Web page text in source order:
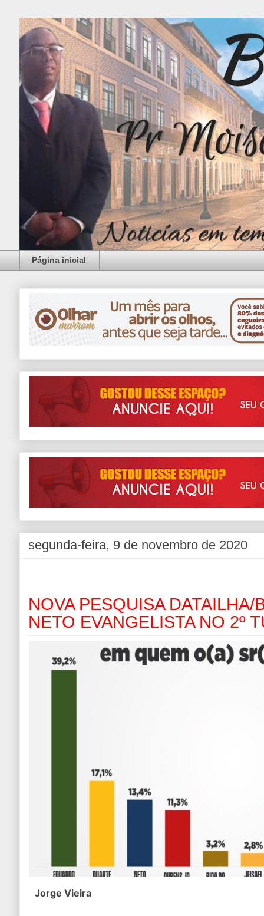
Página inicial
segunda-feira, 9 de novembro de 2020
NOVA PESQUISA DATAILHA/
NETO EVANGELISTA NO 2º
Jorge Vieira